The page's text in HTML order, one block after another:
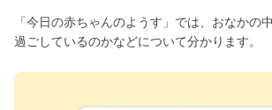
「今日の赤ちゃんのようす」では、おなかの
過ごしているのかなどについて分かります。